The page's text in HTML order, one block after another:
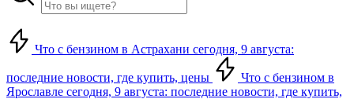
Что с бензином в Астрахани сегодня, 9 августа:
последние новости, где купить, цены
Что с бензином в
Ярославле сегодня, 9 августа: последние новости, где купить,